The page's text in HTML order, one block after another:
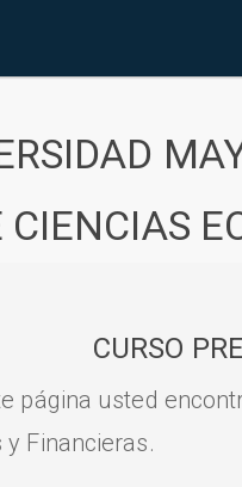
CIENCIAS
CURSO
página usted
Financieras.